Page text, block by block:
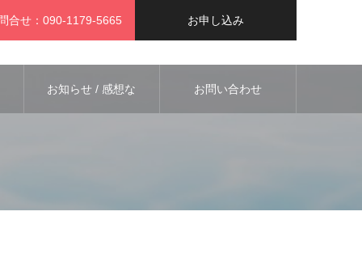
合せ：090-1179-5665 お申し込み
お知らせ / 感想な お問い合わせ